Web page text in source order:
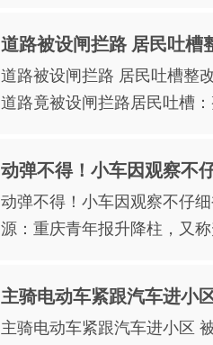
道路被设闸拦路 居民吐槽
道路被设闸拦路 居民吐槽整
道路竟被设闸拦路居民吐槽
动弹不得！小车因观察不
动弹不得！小车因观察不仔
源：重庆青年报升降柱，又
主骑电动车紧跟汽车进小
主骑电动车紧跟汽车进小区